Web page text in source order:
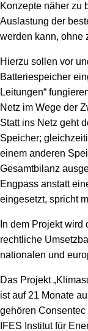
Speicher
Stromerzeugung
Wärme
Wasserstoff
Bibliothek
Newsletter
Infomaterial
Schriften zum
Konzepte näher zu
Auslastung der
werden kann, ohne
Hierzu sollen vor
Batteriespeicher
Leitungen“
Netz im Wege der
Statt ins Netz geht
Speicher;
einem anderen
Gesamtbilanz
Engpass anstatt
eingesetzt, spricht
In dem Projekt
rechtliche
nationalen und
Das Projekt
ist auf 21 Monate
gehören
IFES Institut für